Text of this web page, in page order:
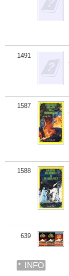
1491
1587
1588
639
INFO